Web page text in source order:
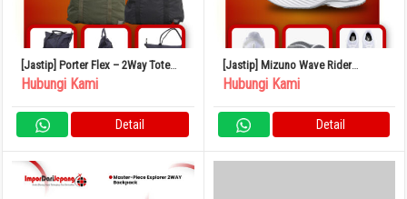
[Jastip] Porter Flex – 2Way Tote
Bag
Hubungi Kami
Detail
[Jastip] Mizuno Wave Rider
Snickers
Hubungi Kami
Detail